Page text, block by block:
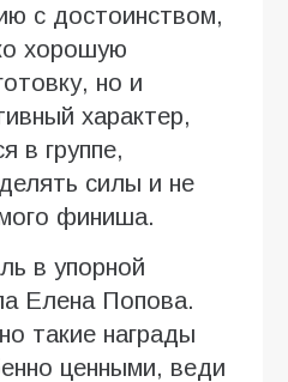
с достоинством,
хорошую
но и
характер,
в группе,
силы и не
финиша.
в упорной
Елена Попова.
такие награды
ценными, веди